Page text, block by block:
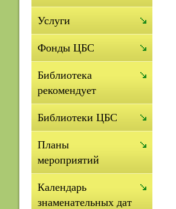
Услуги
Фонды ЦБС
Библиотека
рекомендует
Библиотеки ЦБС
Планы
мероприятий
Календарь
знаменательных дат